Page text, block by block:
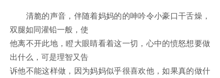
清脆的声音，伴随着妈妈的的呻吟令小豪口干舌燥，
双腿如同灌铅一般，使
他离不开此地，瞪大眼睛看着这一切，心中的愤怒想要做
出什么，可是理智又告
诉他不能这样做，因为妈妈似乎很喜欢他，如果真的做什